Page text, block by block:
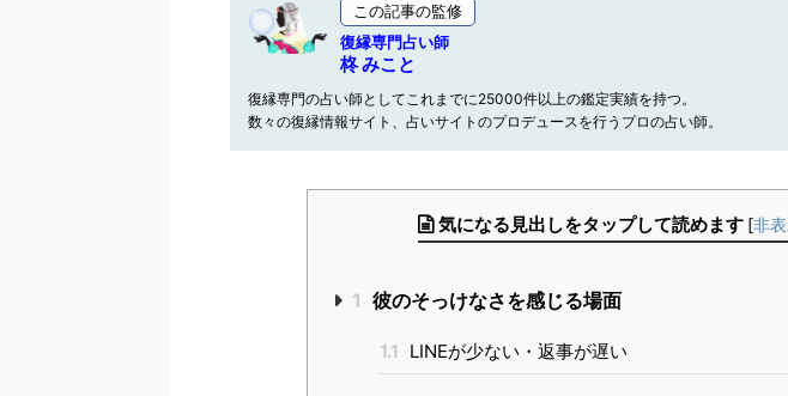
この記事の監修
復縁専門占い師
柊 みこと
復縁専門の占い師としてこれまでに25000件以上の鑑定実績を持つ。
数々の復縁情報サイト、占いサイトのプロデュースを行うプロの占い師。
気になる見出しをタップして読めます [非
1 彼のそっけなさを感じる場面
1.1 LINEが少ない・返事が遅い